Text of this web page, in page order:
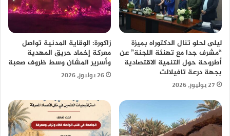
ليلى لحلو تنال الدكتوراه بميزة
“مشرف جدا مع تهنئة اللجنة” عن
أطروحة حول التنمية الاقتصادية
بجهة درعة تافيلالت
27 يوليوز، 2026
زاكورة: الوقاية المدنية تواصل
معركة إخماد حريق المهدية
وأسرير المشان وسط ظروف صعبة
26 يوليوز، 2026